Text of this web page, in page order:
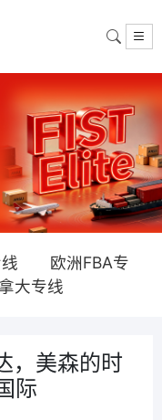
欧洲FBA专
大专线
，美森的时
际